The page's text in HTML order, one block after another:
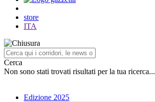
store
ITA
Cerca
Non sono stati trovati risultati per la tua ricerca...
Edizione 2025